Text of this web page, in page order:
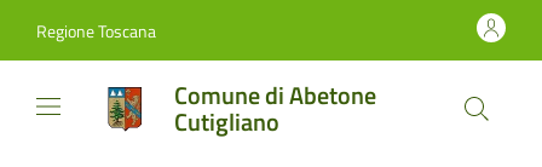
Regione Toscana
Comune di Abetone
Cutigliano